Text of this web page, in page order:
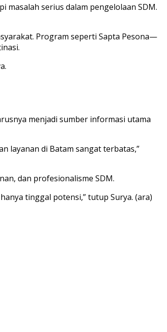
masalah serius dalam pengelolaan SDM.
Program seperti Sapta Pesona—
menjadi sumber informasi utama
layanan di Batam sangat terbatas,”
dan profesionalisme SDM.
tinggal potensi,” tutup Surya. (ara)